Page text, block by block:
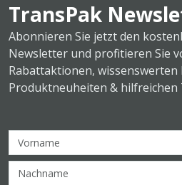
TransPak
Abonnieren Sie jetzt den
Newsletter und profitieren Sie
Rabattaktionen, wissenswerten
Produktneuheiten & hilfreichen